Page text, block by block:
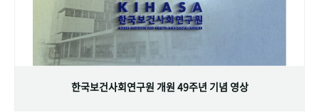
주년 기념
성과 50선 숫자로 보는 50년
한국보건사회연구원 개원 49주년 기념 영상